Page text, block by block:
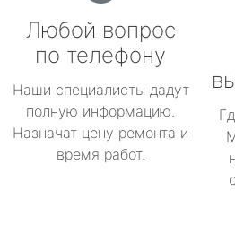
Любой вопрос
по телефону
Наши специалисты дадут
полную информацию.
Назначат цену ремонта и
время работ.